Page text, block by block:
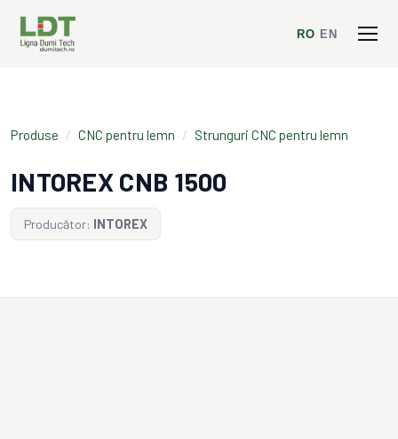
RO EN
Produse / CNC pentru lemn / Strunguri CNC pentru lemn
INTOREX CNB 1500
Producător: INTOREX